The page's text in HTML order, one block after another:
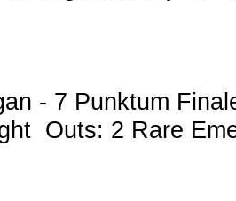
- 7 Punktum
Outs: 2 Rare